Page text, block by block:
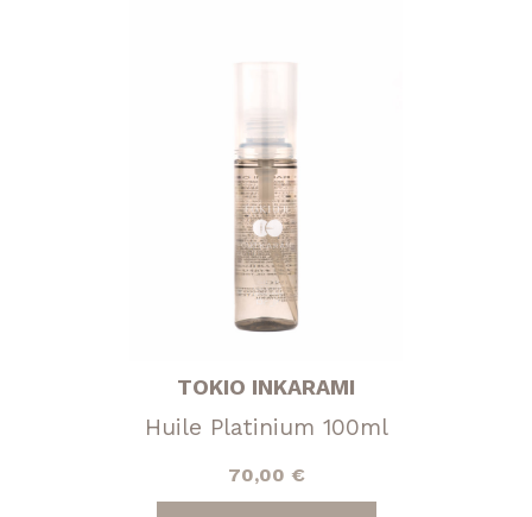
TOKIO INKARAMI
Huile Platinium 100ml
70,00 €